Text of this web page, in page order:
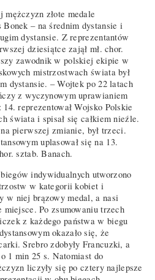
złote medale
– na średnim dystansie i
dystansie. Z reprezentantów
dziesiątce zajął mł. chor.
zawodnik w polskiej ekipie w
mistrzostwach świata był
dystansie. – Wojtek po 22 latach
z wyczynowym uprawianiem
reprezentował Wojsko Polskie
świata i spisał się całkiem nieźle.
pierwszej zmianie, był trzeci.
uplasował się na 13.
sztab. Banach.
indywidualnych utworzono
w kategorii kobiet i
w niej brązowy medal, a nasi
Po zsumowaniu trzech
z każdego państwa w biegu
okazało się, że
Srebro zdobyły Francuzki, a
1 min 25 s. Natomiast do
liczyły się po cztery najlepsze